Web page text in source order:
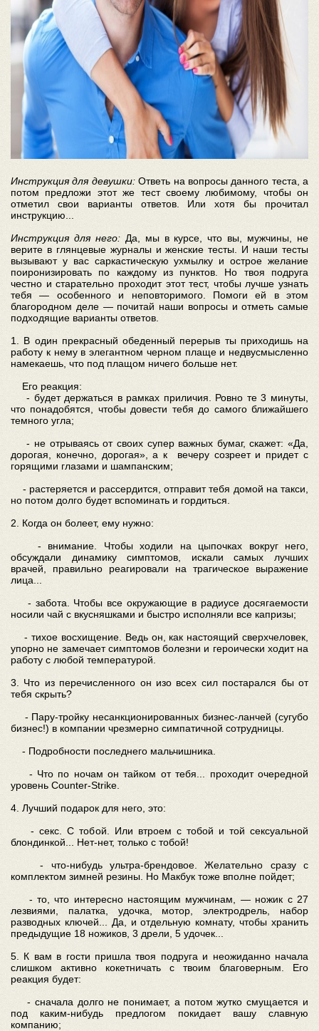
Инструкция для девушки:Ответь на вопросы данного теста, а
потом предложи этот же тест своему любимому, чтобы он
отметил свои варианты ответов. Или хотя бы прочитал
инструкцию...
Инструкция для него:Да, мы в курсе, что вы, мужчины, не
верите в глянцевые журналы и женские тесты. И наши тесты
вызывают у вас саркастическую ухмылку и острое желание
поиронизировать по каждому из пунктов. Но твоя подруга
честно и старательно проходит этот тест, чтобы лучше узнать
тебя — особенного и неповторимого. Помоги ей в этом
благородном деле — почитай наши вопросы и отметь самые
подходящие варианты ответов.
1. В один прекрасный обеденный перерыв ты приходишь на
работу к нему в элегантном черном плаще и недвусмысленно
намекаешь, что под плащом ничего больше нет.
Его реакция:
- будет держаться в рамках приличия. Ровно те 3 минуты,
что понадобятся, чтобы довести тебя до самого ближайшего
темного угла;
- не отрываясь от своих супер важных бумаг, скажет: «Да,
дорогая, конечно, дорогая», а к вечеру созреет и придет с
горящими глазами и шампанским;
- растеряется и рассердится, отправит тебя домой на такси,
но потом долго будет вспоминать и гордиться.
2. Когда он болеет, ему нужно:
- внимание. Чтобы ходили на цыпочках вокруг него,
обсуждали динамику симптомов, искали самых лучших
врачей, правильно реагировали на трагическое выражение
лица...
- забота. Чтобы все окружающие в радиусе досягаемости
носили чай с вкусняшками и быстро исполняли все капризы;
- тихое восхищение. Ведь он, как настоящий сверхчеловек,
упорно не замечает симптомов болезни и героически ходит на
работу с любой температурой.
3. Что из перечисленного он изо всех сил постарался бы от
тебя скрыть?
- Пару-тройку несанкционированных бизнес-ланчей (сугубо
бизнес!) в компании чрезмерно симпатичной сотрудницы.
- Подробности последнего мальчишника.
- Что по ночам он тайком от тебя... проходит очередной
уровень Counter-Strike.
4. Лучший подарок для него, это:
- секс. С тобой. Или втроем с тобой и той сексуальной
блондинкой... Нет-нет, только с тобой!
- что-нибудь ультра-брендовое. Желательно сразу с
комплектом зимней резины. Но Макбук тоже вполне пойдет;
- то, что интересно настоящим мужчинам, — ножик с 27
лезвиями, палатка, удочка, мотор, электродрель, набор
разводных ключей... Да, и отдельную комнату, чтобы хранить
предыдущие 18 ножиков, 3 дрели, 5 удочек...
5. К вам в гости пришла твоя подруга и неожиданно начала
слишком активно кокетничать с твоим благоверным. Его
реакция будет:
- сначала долго не понимает, а потом жутко смущается и
под каким-нибудь предлогом покидает вашу славную
компанию;